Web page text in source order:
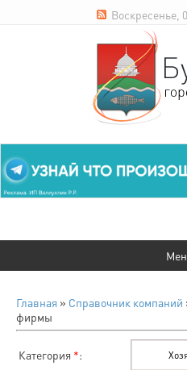
Воскресенье,
Главная » Справочник компаний
фирмы
Категория *: